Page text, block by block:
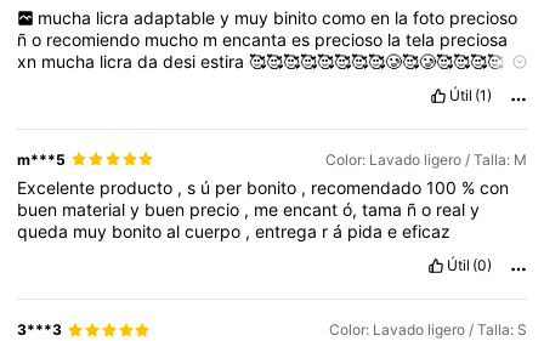
4,82 3.3M Seguidores
4,82 3.3M Seguidores
mucha licra adaptable y muy binito como en la foto precioso
ño recomiendo mucho mencantaes precioso latela preciosa
xn mucha licradadesiestira🥰🥰🥰🥰🥰🥰🥰🥰🥲🥰🥲🥰🥰🥰🥰🥰
🥲🥰🥰🥰😍🤩😍🤩😍🤩😍🥰🤩🥰🤩😍🤩🥰😍🤩🥰🤩🥰🤩🥰🥰🤩🥰🤩
😍🤩😍🥰🤩🥰🤩🥰🤩🥰🥰🤩🥰🤩😍🤩😍😍🤩🥰🤩🥰🤩😍🤩😍🤩😍🥰
🤩🥰🤩🥰😍🥰🤩🥰🤩🥰🤩🥰😍🤩🥰🤩🥰🤩🥰🤩🥰🤩🥰🥰🤩🥰🤩🥰🥰
🤩🥰🤩🥲🤩🥰🥲🤩🥰🤩🥰🥰🤩🥰🙂
binito dtodosyo tambienestaigual
Útil (1)
m***5 Color: Lavado ligero / Talla: M
Excelente producto ,s ú per bonito , recomendado100 %con
buen materialy buen precio , meencantó,tama ño realy
queda muy bonitoalcuerpo ,entrega rá pidaeeficaz
Útil (0)
3***3 Color: Lavado ligero / Talla: S